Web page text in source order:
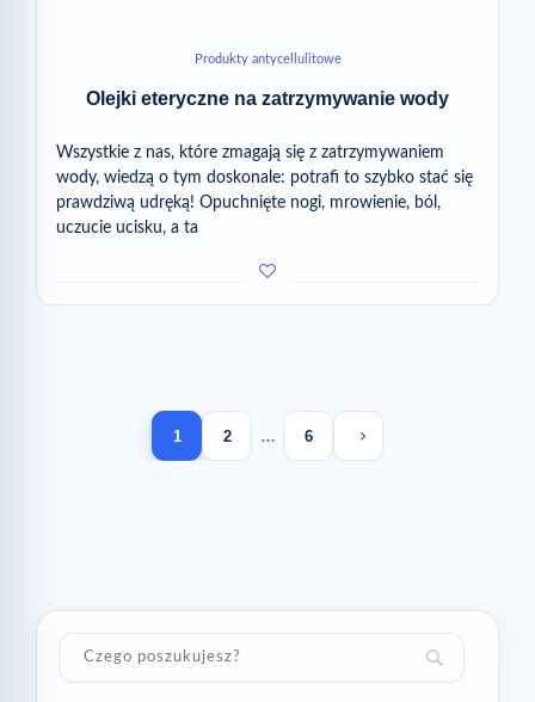
Produkty antycellulitowe
Olejki eteryczne na zatrzymywanie wody
Wszystkie z nas, które zmagają się z zatrzymywaniem
wody, wiedzą o tym doskonale: potrafi to szybko stać się
prawdziwą udręką! Opuchnięte nogi, mrowienie, ból,
uczucie ucisku, a ta
1 2 … 6 Next page